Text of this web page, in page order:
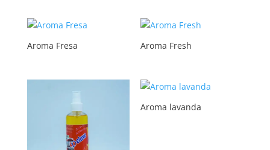
Aroma Fresa Aroma Fresh
Aroma lavanda